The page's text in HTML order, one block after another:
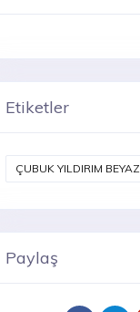
Etiketler
ÇUBUK YILDIRIM
Paylaş